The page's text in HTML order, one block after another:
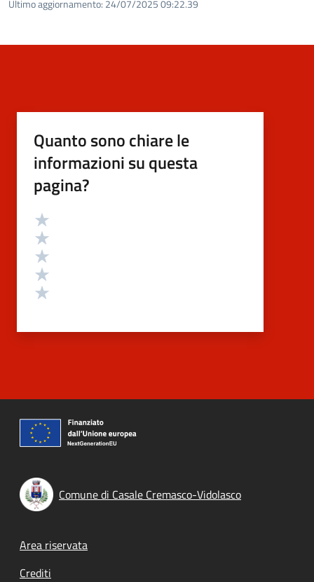
Ultimo aggiornamento: 24/07/2025 09:22.39
Quanto sono chiare le
informazioni su questa
pagina?
Valutazione
Comune di Casale Cremasco-Vidolasco
Footer menu
Area riservata
Crediti